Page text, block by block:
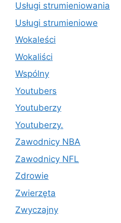
Usługi strumieniowania
Usługi strumieniowe
Wokaleści
Wokaliści
Wspólny
Youtubers
Youtuberzy
Youtuberzy.
Zawodnicy NBA
Zawodnicy NFL
Zdrowie
Zwierzęta
Zwyczajny